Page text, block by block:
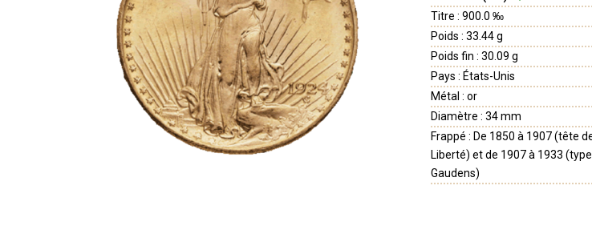
Titre : 900.0 ‰
Poids : 33.44 g
Poids fin : 30.09 g
Pays : États-Unis
Métal : or
Diamètre : 34 mm
Frappé : De 1850 à 1907 (tête
Liberté) et de 1907 à 1933
Gaudens)